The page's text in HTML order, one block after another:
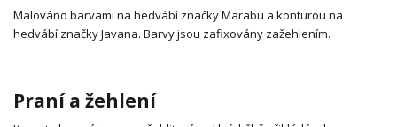
Malováno barvami na hedvábí značky Marabu a konturou na
hedvábí značky Javana. Barvy jsou zafixovány zažehlením.
Praní a žehlení